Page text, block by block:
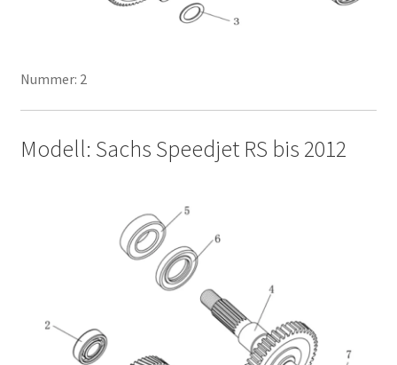
Nummer: 2
Modell: Sachs Speedjet RS bis 2012